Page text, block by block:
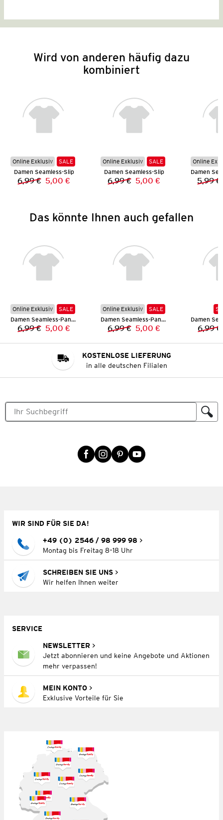
Wird von anderen häufig dazu
kombiniert
Online Exklusiv
SALE
Damen Seamless-Slip
Vorheriger Preis:
6,99 € Neuer Preis:
5,00 €
Online Exklusiv
SALE
Damen Seamless-Slip
Vorheriger Preis:
6,99 € Neuer Preis:
5,00 €
Online
5,99 €
Das könnte Ihnen auch gefallen
Online Exklusiv
SALE
Damen Seamless-Panty
Vorheriger Preis:
6,99 € Neuer Preis:
5,00 €
Online Exklusiv
SALE
Damen Seamless-Panty
Vorheriger Preis:
6,99 € Neuer Preis:
5,00 € 6,99 €
KOSTENLOSE LIEFERUNG
in alle deutschen Filialen
WIR SIND FÜR SIE DA!
+49 (0) 2546 / 98 999 98
Montag bis Freitag 8–18 Uhr
SCHREIBEN SIE UNS
Wir helfen Ihnen weiter
SERVICE
NEWSLETTER
Jetzt abonnieren und keine Angebote und Aktionen
mehr verpassen!
MEIN KONTO
Exklusive Vorteile für Sie